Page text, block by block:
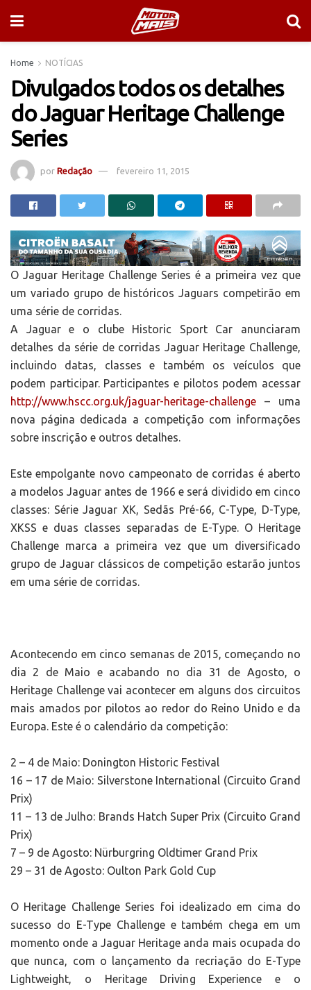
Home NOTÍCIAS
Divulgados todos os detalhes
do Jaguar Heritage Challenge
Series
por Redação fevereiro 11, 2015
O Jaguar Heritage Challenge Series é a primeira vez que
um variado grupo de históricos Jaguars competirão em
uma série de corridas.
A Jaguar e o clube Historic Sport Car anunciaram
detalhes da série de corridas Jaguar Heritage Challenge,
incluindo datas, classes e também os veículos que
podem participar. Participantes e pilotos podem acessar
http://www.hscc.org.uk/jaguar-heritage-challenge – uma
nova página dedicada a competição com informações
sobre inscrição e outros detalhes.
Este empolgante novo campeonato de corridas é aberto
a modelos Jaguar antes de 1966 e será dividido em cinco
classes: Série Jaguar XK, Sedãs Pré-66, C-Type, D-Type,
XKSS e duas classes separadas de E-Type. O Heritage
Challenge marca a primeira vez que um diversificado
grupo de Jaguar clássicos de competição estarão juntos
em uma série de corridas.
Acontecendo em cinco semanas de 2015, começando no
dia 2 de Maio e acabando no dia 31 de Agosto, o
Heritage Challenge vai acontecer em alguns dos circuitos
mais amados por pilotos ao redor do Reino Unido e da
Europa. Este é o calendário da competição:
2 – 4 de Maio: Donington Historic Festival
16 – 17 de Maio: Silverstone International (Circuito Grand
Prix)
11 – 13 de Julho: Brands Hatch Super Prix (Circuito Grand
Prix)
7 – 9 de Agosto: Nürburgring Oldtimer Grand Prix
29 – 31 de Agosto: Oulton Park Gold Cup
O Heritage Challenge Series foi idealizado em cima do
sucesso do E-Type Challenge e também chega em um
momento onde a Jaguar Heritage anda mais ocupada do
que nunca, com o lançamento da recriação do E-Type
Lightweight, o Heritage Driving Experience e o